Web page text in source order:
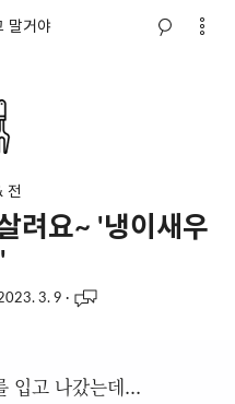
말거야
전
려요~ '냉이새우
3. 9 ·
입고 나갔는데...